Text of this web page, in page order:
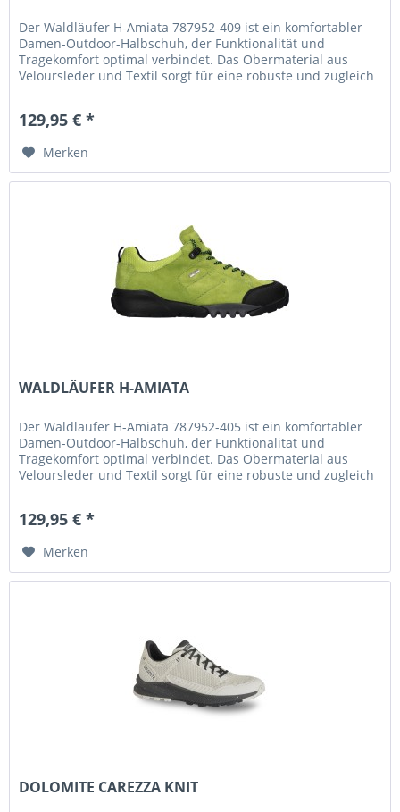
Der Waldläufer H-Amiata 787952-409 ist ein komfortabler
Damen-Outdoor-Halbschuh, der Funktionalität und
Tragekomfort optimal verbindet. Das Obermaterial aus
Veloursleder und Textil sorgt für eine robuste und zugleich
129,95 € *
Merken
WALDLÄUFER H-AMIATA
Der Waldläufer H-Amiata 787952-405 ist ein komfortabler
Damen-Outdoor-Halbschuh, der Funktionalität und
Tragekomfort optimal verbindet. Das Obermaterial aus
Veloursleder und Textil sorgt für eine robuste und zugleich
129,95 € *
Merken
DOLOMITE CAREZZA KNIT